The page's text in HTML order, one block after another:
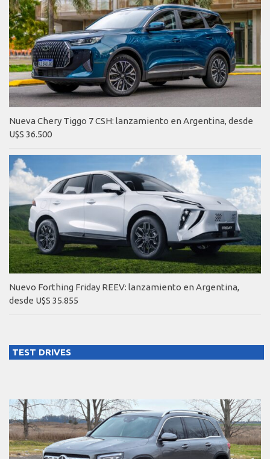
Nueva Chery Tiggo 7 CSH: lanzamiento en Argentina, desde
U$S 36.500
Nuevo Forthing Friday REEV: lanzamiento en Argentina,
desde U$S 35.855
TEST DRIVES